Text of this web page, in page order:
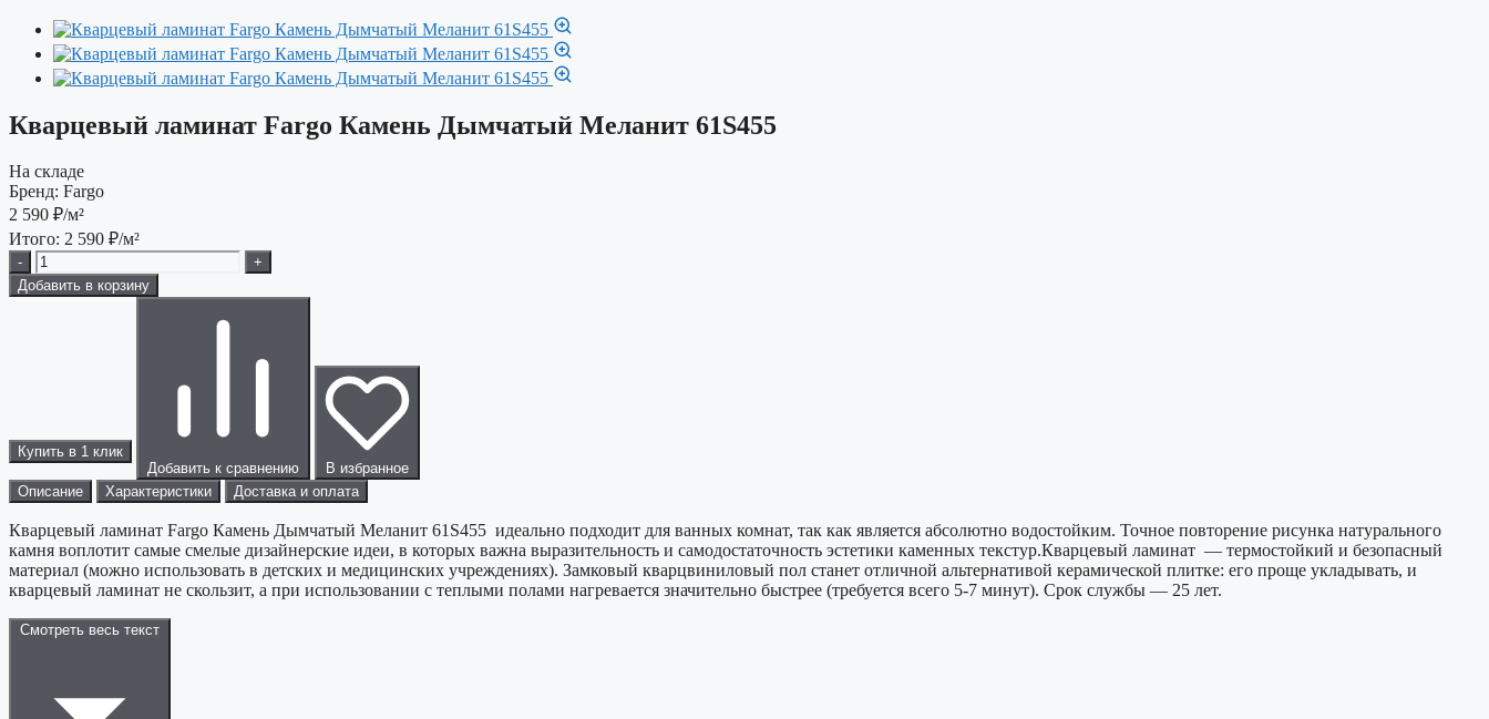
Кварцевый ламинат Fargo Камень Дымчатый Меланит 61S455
На складе
Бренд: Fargo
2 590 ₽/м²
Итого: 2 590 ₽/м²
-
+
Добавить в корзину
Купить в 1 клик
Добавить к сравнению
В избранное
Описание
Характеристики Доставка и оплата
Кварцевый ламинат Fargo Камень Дымчатый Меланит 61S455 идеально подходит для ванных комнат, так как является абсолютно водостойким. Точное повторение рисунка натурального
камня воплотит самые смелые дизайнерские идеи, в которых важна выразительность и самодостаточность эстетики каменных текстур.Кварцевый ламинат — термостойкий и безопасный
материал (можно использовать в детских и медицинских учреждениях). Замковый кварцвиниловый пол станет отличной альтернативой керамической плитке: его проще укладывать, и
кварцевый ламинат не скользит, а при использовании с теплыми полами нагревается значительно быстрее (требуется всего 5-7 минут). Срок службы — 25 лет.
Смотреть весь текст